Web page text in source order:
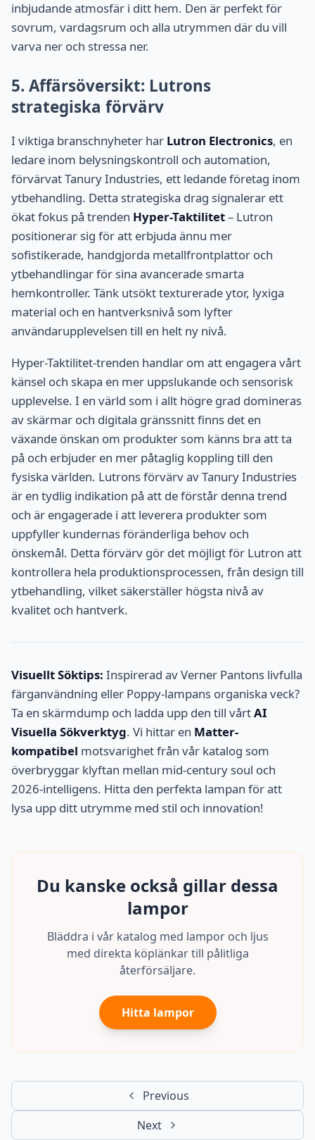
inbjudande atmosfär i ditt hem. Den är perfekt för
sovrum, vardagsrum och alla utrymmen där du vill
varva ner och stressa ner.
5. Affärsöversikt: Lutrons
strategiska förvärv
I viktiga branschnyheter har Lutron Electronics, en
ledare inom belysningskontroll och automation,
förvärvat Tanury Industries, ett ledande företag inom
ytbehandling. Detta strategiska drag signalerar ett
ökat fokus på trenden Hyper-Taktilitet– Lutron
positionerar sig för att erbjuda ännu mer
sofistikerade, handgjorda metallfrontplattor och
ytbehandlingar för sina avancerade smarta
hemkontroller. Tänk utsökt texturerade ytor, lyxiga
material och en hantverksnivå som lyfter
användarupplevelsen till en helt ny nivå.
Hyper-Taktilitet-trenden handlar om att engagera vårt
känsel och skapa en mer uppslukande och sensorisk
upplevelse. I en värld som i allt högre grad domineras
av skärmar och digitala gränssnitt finns det en
växande önskan om produkter som känns bra att ta
på och erbjuder en mer påtaglig koppling till den
fysiska världen. Lutrons förvärv av Tanury Industries
är en tydlig indikation på att de förstår denna trend
och är engagerade i att leverera produkter som
uppfyller kundernas föränderliga behov och
önskemål. Detta förvärv gör det möjligt för Lutron att
kontrollera hela produktionsprocessen, från design till
ytbehandling, vilket säkerställer högsta nivå av
kvalitet och hantverk.
Visuellt Söktips: Inspirerad av Verner Pantons livfulla
färganvändning eller Poppy-lampans organiska veck?
Ta en skärmdump och ladda upp den till vårtAI
Visuella Sökverktyg. Vi hittar en Matter-
kompatibel motsvarighet från vår katalog som
överbryggar klyftan mellan mid-century soul och
2026-intelligens. Hitta den perfekta lampan för att
lysa upp ditt utrymme med stil och innovation!
Du kanske också gillar dessa
lampor
Bläddra i vår katalog med lampor och ljus
med direkta köplänkar till pålitliga
återförsäljare.
Hitta lampor
Previous
Next